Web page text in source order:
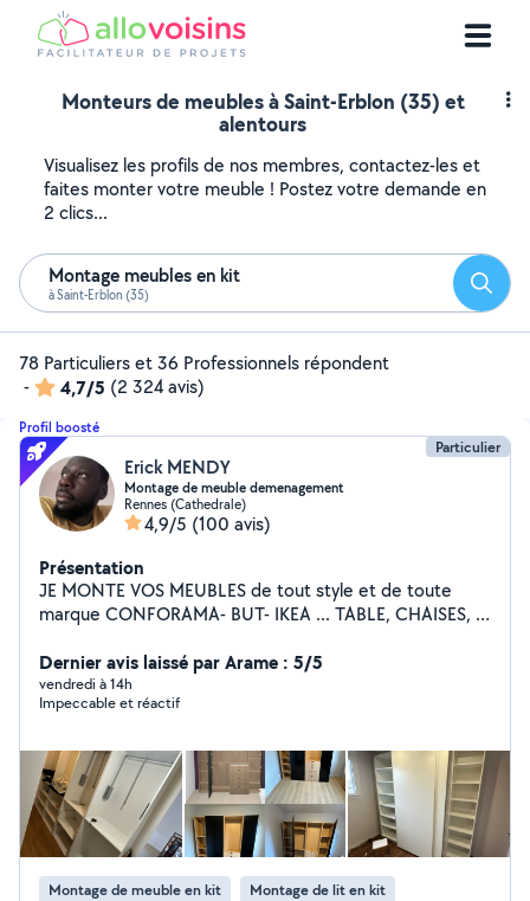
Monteurs de meubles à Saint-Erblon (35) et
alentours
Visualisez les profils de nos membres, contactez-les et
faites monter votre meuble ! Postez votre demande en
2 clics...
Montage meubles en kit
à Saint-Erblon (35)
78 Particuliers et 36 Professionnels répondent
-
4,7/5 (2 324 avis)
Profil boosté
Particulier
Erick MENDY
Montage de meuble demenagement
Rennes (Cathedrale)
4,9/5 (100 avis)
Présentation
JE MONTE VOS MEUBLES de tout style et de toute
marque CONFORAMA- BUT- IKEA ... TABLE, CHAISES,
RIDEAU, TÉLÉ, LUMINAIRE, TABLEAU...
BRANCHEMENT: ÉLECTROMÉNAGER CUISINIÈRE,
GAZINIÈRE, MACHINE À LAVER... Disponible en ille et
Dernier avis laissé par Arame : 5/5
vendredi à 14h
Impeccable et réactif
Montage de meuble en kit Montage de lit en kit